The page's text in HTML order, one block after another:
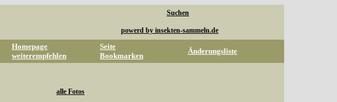
Suchen
powerd by insekten-sammeln.de
Homepage
weiterempfehlen
Seite
Bookmarken
Änderungsliste
alle Fotos